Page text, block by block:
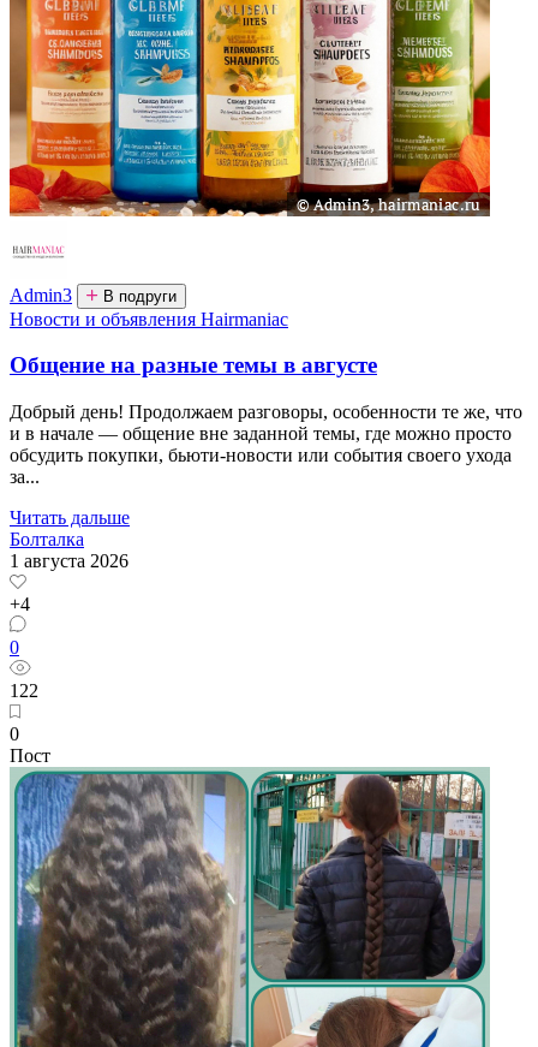
Admin3 В подруги
Новости и объявления Hairmaniac
Общение на разные темы в августе
Добрый день! Продолжаем разговоры, особенности те же, что
и в начале — общение вне заданной темы, где можно просто
обсудить покупки, бьюти-новости или события своего ухода
за...
Читать дальше
Болталка
1 августа 2026
+4
0
122
0
Пост